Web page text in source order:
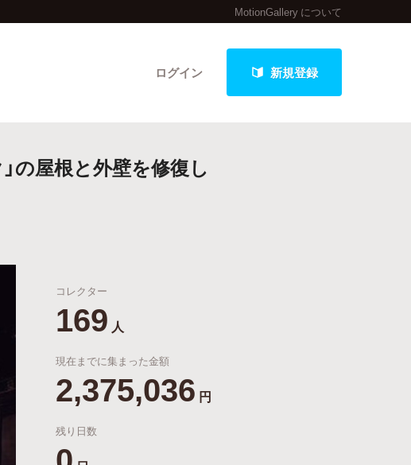
MotionGallery について
ログイン 新規登録
プロジェクト
探す
ト
の屋根と外壁を修復し
コレクター
169 人
現在までに集まった金額
2,375,036 円
残り日数